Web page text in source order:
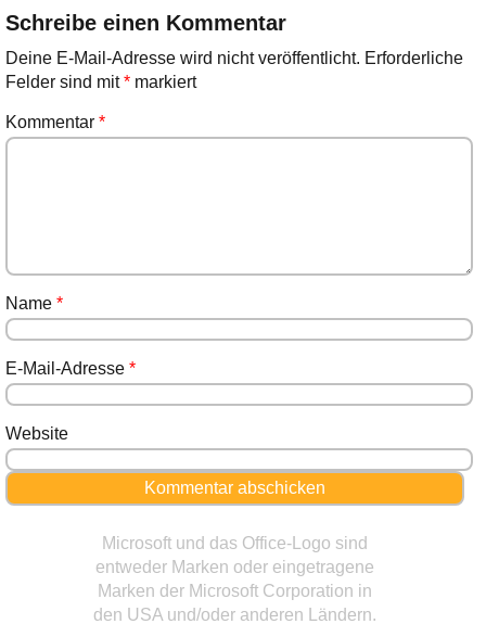
Schreibe einen Kommentar
Deine E-Mail-Adresse wird nicht veröffentlicht. Erforderliche
Felder sind mit*markiert
Kommentar *
Name *
E-Mail-Adresse *
Website
Microsoft und das Office-Logo sind
entweder Marken oder eingetragene
Marken der Microsoft Corporation in
den USA und/oder anderen Ländern.